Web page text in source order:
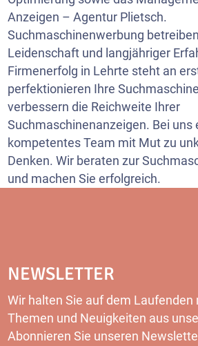
Anzeigen – Agentur Plietsch.
Suchmaschinenwerbung
Leidenschaft und langjähriger
Firmenerfolg in Lehrte steht an
perfektionieren Ihre
verbessern die Reichweite Ihrer
Suchmaschinenanzeigen. Bei uns
kompetentes Team mit Mut zu
Denken. Wir beraten zur
und machen Sie erfolgreich.
NEWSLETTER
Wir halten Sie auf dem
Themen und Neuigkeiten aus
Abonnieren Sie unseren